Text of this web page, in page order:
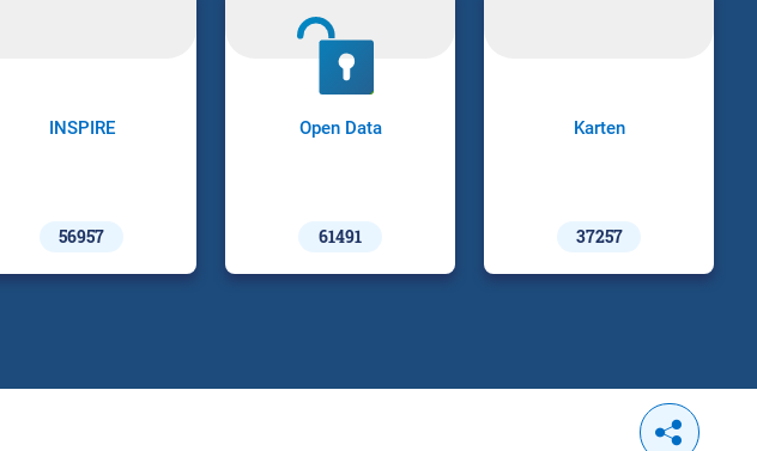
INSPIRE
56957
Open Data
61491
Karten
37257